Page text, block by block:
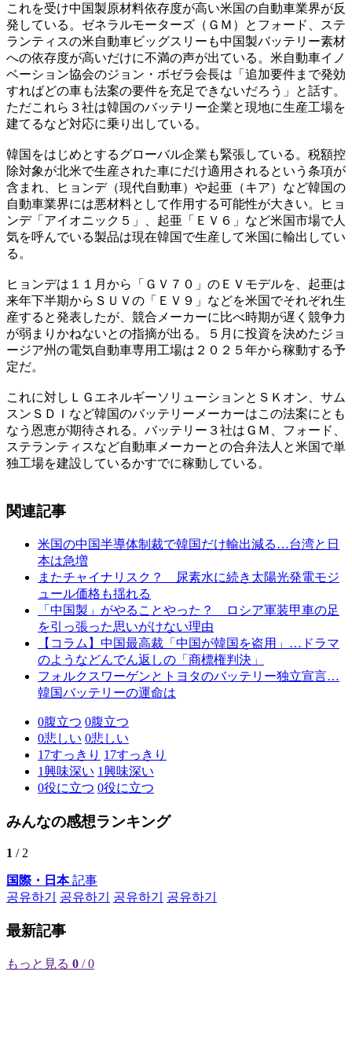
これを受け中国製原材料依存度が高い米国の自動車業界が反
発している。ゼネラルモーターズ（ＧＭ）とフォード、ステ
ランティスの米自動車ビッグスリーも中国製バッテリー素材
への依存度が高いだけに不満の声が出ている。米自動車イノ
ベーション協会のジョン・ボゼラ会長は「追加要件まで発効
すればどの車も法案の要件を充足できないだろう」と話す。
ただこれら３社は韓国のバッテリー企業と現地に生産工場を
建てるなど対応に乗り出している。
韓国をはじめとするグローバル企業も緊張している。税額控
除対象が北米で生産された車にだけ適用されるという条項が
含まれ、ヒョンデ（現代自動車）や起亜（キア）など韓国の
自動車業界には悪材料として作用する可能性が大きい。ヒョ
ンデ「アイオニック５」、起亜「ＥＶ６」など米国市場で人
気を呼んでいる製品は現在韓国で生産して米国に輸出してい
る。
ヒョンデは１１月から「ＧＶ７０」のＥＶモデルを、起亜は
来年下半期からＳＵＶの「ＥＶ９」などを米国でそれぞれ生
産すると発表したが、競合メーカーに比べ時期が遅く競争力
が弱まりかねないとの指摘が出る。５月に投資を決めたジョ
ージア州の電気自動車専用工場は２０２５年から稼動する予
定だ。
これに対しＬＧエネルギーソリューションとＳＫオン、サム
スンＳＤＩなど韓国のバッテリーメーカーはこの法案にとも
なう恩恵が期待される。バッテリー３社はＧＭ、フォード、
ステランティスなど自動車メーカーとの合弁法人と米国で単
独工場を建設しているかすでに稼動している。
関連記事
米国の中国半導体制裁で韓国だけ輸出減る…台湾と日
本は急増
またチャイナリスク？ 尿素水に続き太陽光発電モジ
ュール価格も揺れる
「中国製」がやることやった？ ロシア軍装甲車の足
を引っ張った思いがけない理由
【コラム】中国最高裁「中国が韓国を盗用」…ドラマ
のようなどんでん返しの「商標権判決」
フォルクスワーゲンとトヨタのバッテリー独立宣言…
韓国バッテリーの運命は
0腹立つ 0腹立つ
0悲しい 0悲しい
17すっきり 17すっきり
1興味深い 1興味深い
0役に立つ 0役に立つ
みんなの感想ランキング
1 / 2
国際・日本記事
공유하기
공유하기 공유하기 공유하기
最新記事
もっと見る 0 / 0